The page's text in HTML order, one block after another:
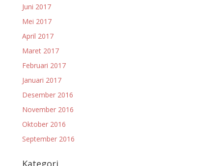
Juni 2017
Mei 2017
April 2017
Maret 2017
Februari 2017
Januari 2017
Desember 2016
November 2016
Oktober 2016
September 2016